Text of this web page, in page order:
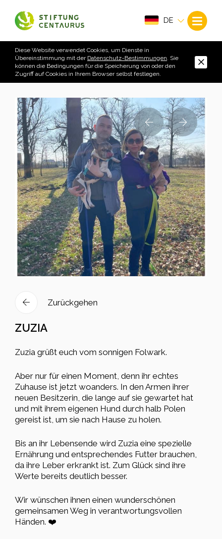
DE
Diese Website verwendet Cookies, um Dienste in
Übereinstimmung mit der Datenschutz-Bestimmungen. Sie
können die Bedingungen für die Speicherung von oder den
Zugriff auf Cookies in Ihrem Browser selbst festlegen.
Zurückgehen
ZUZIA
Zuzia grüßt euch vom sonnigen Folwark.
Aber nur für einen Moment, denn ihr echtes
Zuhause ist jetzt woanders. In den Armen ihrer
neuen Besitzerin, die lange auf sie gewartet hat
und mit ihrem eigenen Hund durch halb Polen
gereist ist, um sie nach Hause zu holen.
Bis an ihr Lebensende wird Zuzia eine spezielle
Ernährung und entsprechendes Futter brauchen,
da ihre Leber erkrankt ist. Zum Glück sind ihre
Werte bereits deutlich besser.
Wir wünschen ihnen einen wunderschönen
gemeinsamen Weg in verantwortungsvollen
Händen. ❤️